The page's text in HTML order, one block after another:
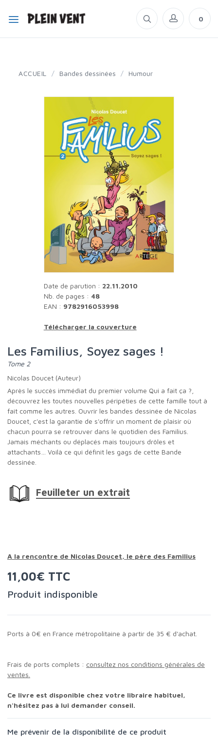
0
ACCUEIL / Bandes dessinées / Humour
Date de parution : 22.11.2010
Nb. de pages : 48
EAN : 9782916053998
Télécharger la couverture
Les Familius, Soyez sages !
Tome 2
Nicolas Doucet (Auteur)
Après le succès immédiat du premier volume Qui a fait ça ?,
découvrez les toutes nouvelles péripéties de cette famille tout à
fait comme les autres. Ouvrir les bandes dessinée de Nicolas
Doucet, c'est la garantie de s'offrir un moment de plaisir où
chacun pourra se retrouver dans le quotidien des Familius.
Jamais méchants ou déplacés mais toujours drôles et
attachants… Voilà ce qui définit les gags de cette Bande
dessinée.
Feuilleter un extrait
A la rencontre de Nicolas Doucet, le père des Familius
11,00€ TTC
Produit indisponible
Ports à 0€ en France métropolitaine à partir de 35 € d'achat.
Frais de ports complets : consultez nos conditions générales de
ventes.
Ce livre est disponible chez votre libraire habituel,
n'hésitez pas à lui demander conseil.
Me prévenir de la disponibilité de ce produit